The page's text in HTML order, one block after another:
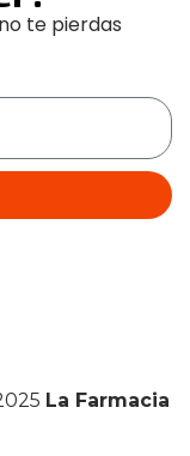
te pierdas
La Farmacia